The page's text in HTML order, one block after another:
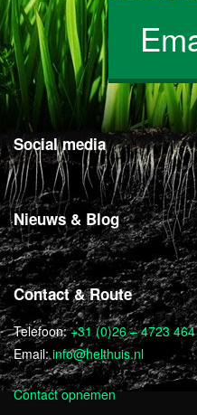
Social media
Nieuws & Blog
Contact & Route
Telefoon:+31 (0)26 – 4723 464
Email:info@helthuis.nl
Contact opnemen